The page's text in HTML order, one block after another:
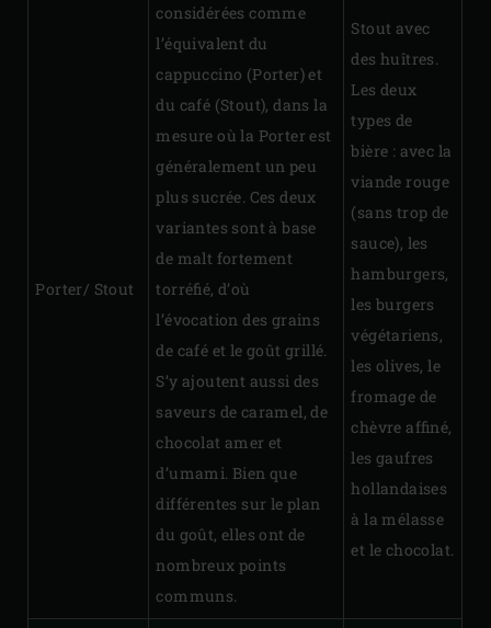
Porter/ Stout
considérées comme
l’équivalent du
cappuccino (Porter) et
du café (Stout), dans la
mesure où la Porter est
généralement un peu
plus sucrée. Ces deux
variantes sont à base
de malt fortement
torréfié, d’où
l’évocation des grains
de café et le goût grillé.
S’y ajoutent aussi des
saveurs de caramel, de
chocolat amer et
d’umami. Bien que
différentes sur le plan
du goût, elles ont de
nombreux points
communs.
Stout avec
des huîtres.
Les deux
types de
bière : avec la
viande rouge
(sans trop de
sauce), les
hamburgers,
les burgers
végétariens,
les olives, le
fromage de
chèvre affiné,
les gaufres
hollandaises
à la mélasse
et le chocolat.